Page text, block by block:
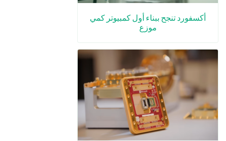
أكسفورد تنجح ببناء أول كمبيوتر كمي
موزع